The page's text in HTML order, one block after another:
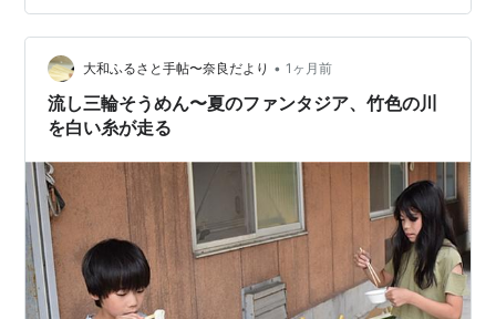
いたのも半分食べてしまいました。 「ぶっかけ」もおい
しいですが、シンプルなこの感じも、おいしいので、好
きです！ ランキング参加中gooからきました ランキング
参加中2025年開設ブログ…
大和ふるさと手帖〜奈良だより • 1ヶ月前
流し三輪そうめん〜夏のファンタジア、竹色の川
を白い糸が走る